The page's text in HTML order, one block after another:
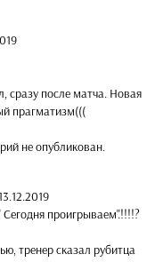
сразу после матча. Новая
прагматизм(((
не опубликован.
Сегодня проигрываем".!!!!?
тренер сказал рубитца